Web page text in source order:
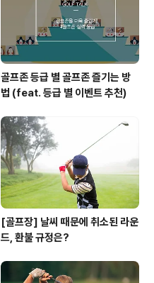
골프존 등급 별 골프존 즐기는 방
법 (feat. 등급 별 이벤트 추천)
[골프장] 날씨 때문에 취소된 라운
드, 환불 규정은?